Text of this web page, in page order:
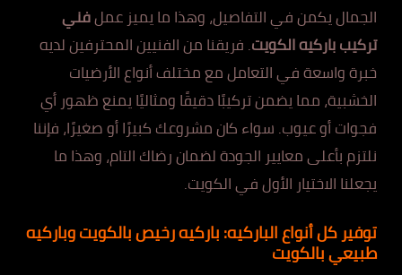
الجمال يكمن في التفاصيل، وهذا ما يميز عملفني
تركيب باركيه الكويت. فريقنا من الفنيين المحترفين لديه
خبرة واسعة في التعامل مع مختلف أنواع الأرضيات
الخشبية، مما يضمن تركيبًا دقيقًا ومثاليًا يمنع ظهور أي
فجوات أو عيوب. سواء كان مشروعك كبيرًا أو صغيرًا، فإننا
نلتزم بأعلى معايير الجودة لضمان رضاك التام، وهذا ما
يجعلنا الاختيار الأول في الكويت.
توفير كل أنواع الباركيه: باركيه رخيص بالكويت وباركيه
طبيعي بالكويت